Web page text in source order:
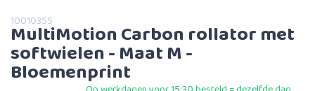
10010355
MultiMotion Carbon rollator met
softwielen - Maat M -
Bloemenprint